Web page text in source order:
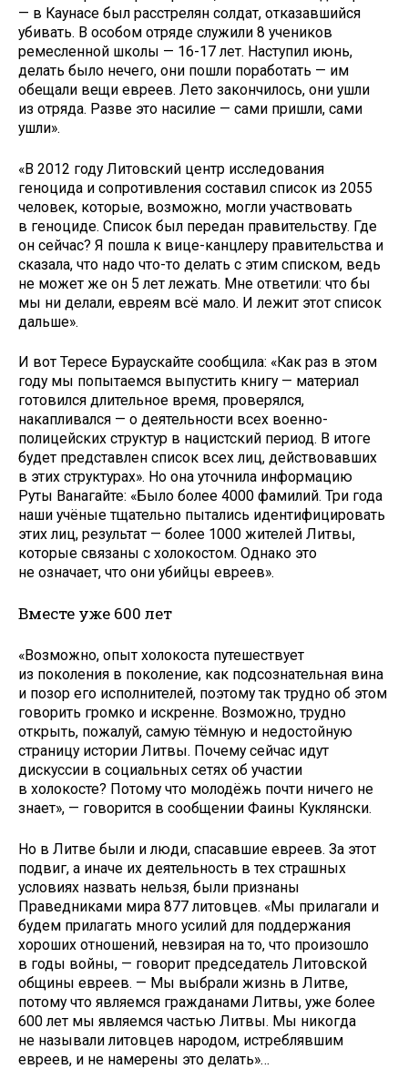
— в Каунасе был расстрелян солдат, отказавшийся
убивать. В особом отряде служили 8 учеников
ремесленной школы — 16-17 лет. Наступил июнь,
делать было нечего, они пошли поработать — им
обещали вещи евреев. Лето закончилось, они ушли
из отряда. Разве это насилие — сами пришли, сами
ушли».
«В 2012 году Литовский центр исследования
геноцида и сопротивления составил список из 2055
человек, которые, возможно, могли участвовать
в геноциде. Список был передан правительству. Где
он сейчас? Я пошла к вице-канцлеру правительства и
сказала, что надо что-то делать с этим списком, ведь
не может же он 5 лет лежать. Мне ответили: что бы
мы ни делали, евреям всё мало. И лежит этот список
дальше».
И вот Тересе Бураускайте сообщила: «Как раз в этом
году мы попытаемся выпустить книгу — материал
готовился длительное время, проверялся,
накапливался — о деятельности всех военно-
полицейских структур в нацистский период. В итоге
будет представлен список всех лиц, действовавших
в этих структурах». Но она уточнила информацию
Руты Ванагайте: «Было более 4000 фамилий. Три года
наши учёные тщательно пытались идентифицировать
этих лиц, результат — более 1000 жителей Литвы,
которые связаны с холокостом. Однако это
не означает, что они убийцы евреев».
Вместе уже 600 лет
«Возможно, опыт холокоста путешествует
из поколения в поколение, как подсознательная вина
и позор его исполнителей, поэтому так трудно об этом
говорить громко и искренне. Возможно, трудно
открыть, пожалуй, самую тёмную и недостойную
страницу истории Литвы. Почему сейчас идут
дискуссии в социальных сетях об участии
в холокосте? Потому что молодёжь почти ничего не
знает», — говорится в сообщении Фаины Куклянски.
Но в Литве были и люди, спасавшие евреев. За этот
подвиг, а иначе их деятельность в тех страшных
условиях назвать нельзя, были признаны
Праведниками мира 877 литовцев. «Мы прилагали и
будем прилагать много усилий для поддержания
хороших отношений, невзирая на то, что произошло
в годы войны, — говорит председатель Литовской
общины евреев. — Мы выбрали жизнь в Литве,
потому что являемся гражданами Литвы, уже более
600 лет мы являемся частью Литвы. Мы никогда
не называли литовцев народом, истреблявшим
евреев, и не намерены это делать»…